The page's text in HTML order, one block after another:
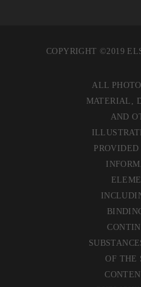
COPYRIGHT ©2019
ALL
MATERIAL,
AND
OF THE